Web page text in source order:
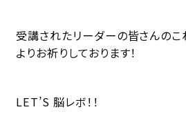
受講されたリーダーの皆さんのこ
よりお祈りしております！
LET’S 脳レボ！！